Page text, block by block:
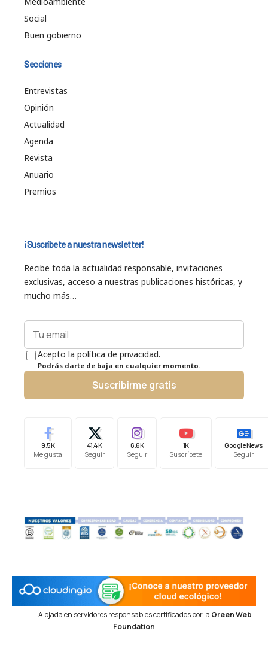
Social
Buen gobierno
Secciones
Entrevistas
Opinión
Actualidad
Agenda
Revista
Anuario
Premios
¡Suscríbete a nuestra newsletter!
Recibe toda la actualidad responsable, invitaciones
exclusivas, acceso a nuestras publicaciones históricas, y
mucho más…
Acepto la política de privacidad.
Podrás darte de baja en cualquier momento.
Suscribirme gratis
9.5K
Me gusta
41.4K
Seguir
6.6K
Seguir
1K
Suscríbete
Google News
Seguir
Alojada en servidores responsables certificados por la Green Web
Foundation